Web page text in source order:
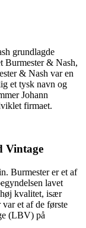
grundlagde
Burmester & Nash,
& Nash var en
et tysk navn og
Johann
firmaet.
Vintage
Burmester er et af
lavet
kvalitet, især
et af de første
(LBV) på